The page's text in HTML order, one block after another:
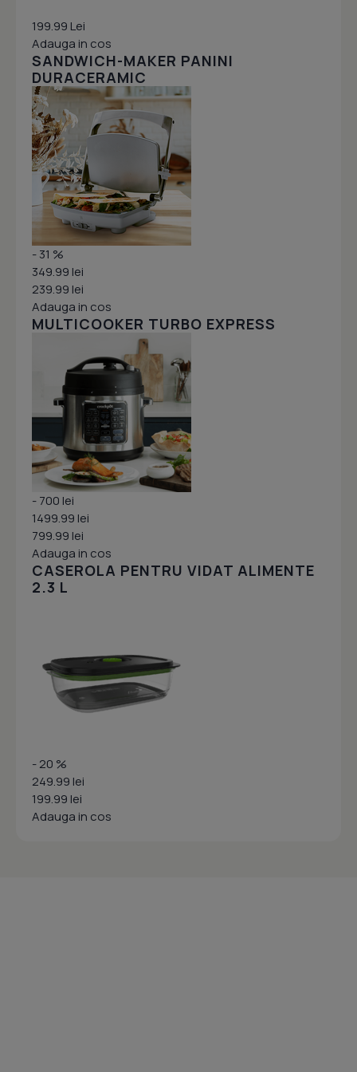
199.99 Lei
Adauga in cos
SANDWICH-MAKER PANINI
DURACERAMIC
- 31 %
349.99 lei
239.99 lei
Adauga in cos
MULTICOOKER TURBO EXPRESS
- 700 lei
1499.99 lei
799.99 lei
Adauga in cos
CASEROLA PENTRU VIDAT ALIMENTE
2.3 L
- 20 %
249.99 lei
199.99 lei
Adauga in cos